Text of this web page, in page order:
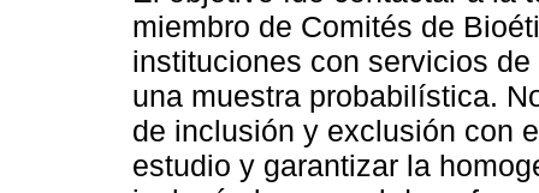
miembro de Comités de
instituciones con servicios
una muestra probabilística.
de inclusión y exclusión con
estudio y garantizar la